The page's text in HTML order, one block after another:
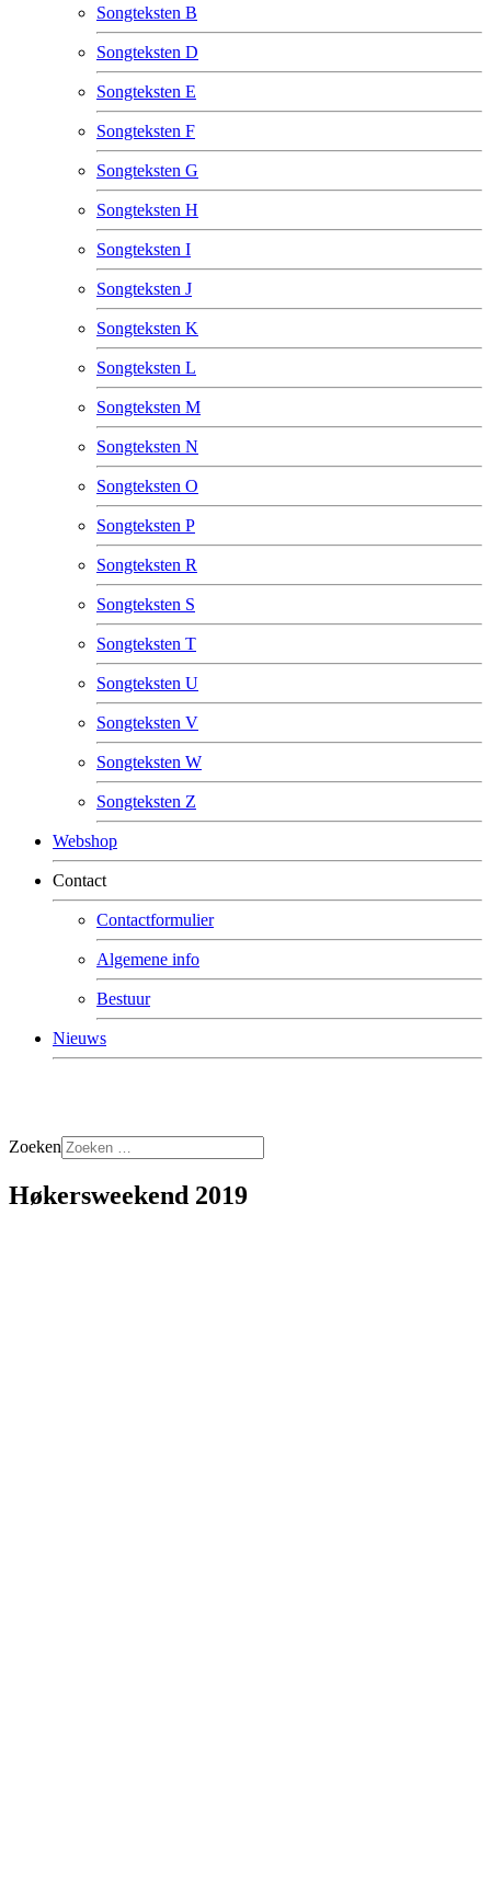
Songteksten B
Songteksten D
Songteksten E
Songteksten F
Songteksten G
Songteksten H
Songteksten I
Songteksten J
Songteksten K
Songteksten L
Songteksten M
Songteksten N
Songteksten O
Songteksten P
Songteksten R
Songteksten S
Songteksten T
Songteksten U
Songteksten V
Songteksten W
Songteksten Z
Webshop
Contact
Contactformulier
Algemene info
Bestuur
Nieuws
Zoeken
Høkersweekend 2019